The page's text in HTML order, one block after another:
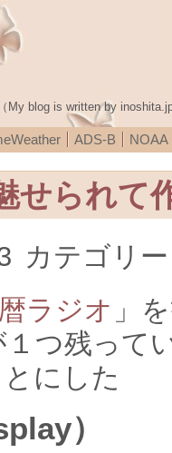
My blog is written by
ADS-B NOAA
せられて
カテゴリ
ラジオ 」
１つ残って
にした
）